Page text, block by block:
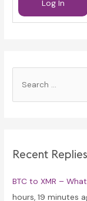
Log In
h
o
Recent Replies
BTC to XMR –
hours, 19 minutes